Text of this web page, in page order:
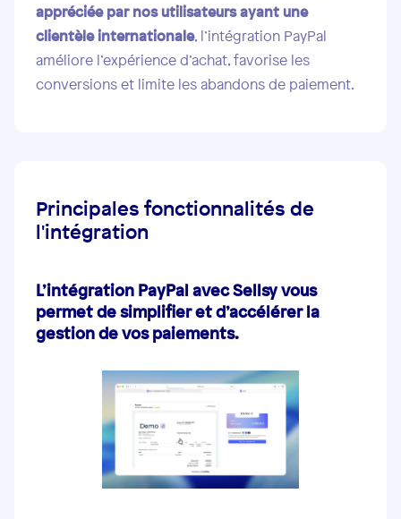
appréciée par nos utilisateurs ayant une
clientèle internationale, l’intégration PayPal
améliore l’expérience d’achat, favorise les
conversions et limite les abandons de paiement.
Principales fonctionnalités de
l'intégration
L’intégration PayPal avec Sellsy vous
permet desimplifier et d’accélérer la
gestion de vos paiements.